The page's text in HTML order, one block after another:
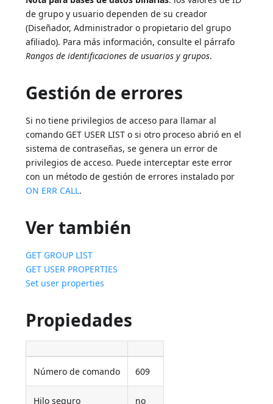
de grupo y usuario dependen de su creador
(Diseñador, Administrador o propietario del grupo
afiliado). Para más información, consulte el párrafo
Rangos de identificaciones de usuarios y grupos.
Gestión de errores
Si no tiene privilegios de acceso para llamar al
comando GET USER LIST o si otro proceso abrió en el
sistema de contraseñas, se genera un error de
privilegios de acceso. Puede interceptar este error
con un método de gestión de errores instalado por
ON ERR CALL.
Ver también
GET GROUP LIST
GET USER PROPERTIES
Set user properties
Propiedades
Número de comando 609
Hilo seguro no